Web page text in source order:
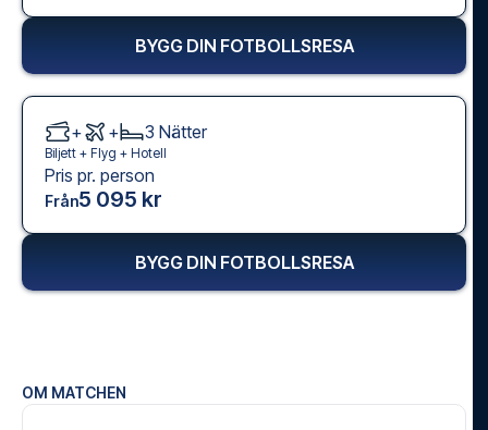
OM MATCHEN
BYGG DIN FOTBOLLSRESA
+ + 3 Nätter
Biljett + Flyg + Hotell
Pris pr. person
Från5 095 kr
BYGG DIN FOTBOLLSRESA